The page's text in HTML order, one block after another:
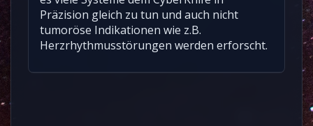
Präzision gleich zu tun und auch nicht
tumoröse Indikationen wie z.B.
Herzrhythmusstörungen werden erforscht.